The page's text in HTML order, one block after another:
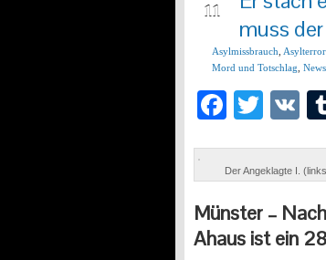
11
muss
Asylmissbrauch Asylterror
Mord und Totschlag News
VK
Der Angeklagte I.
Münster –
Ahaus ist ein